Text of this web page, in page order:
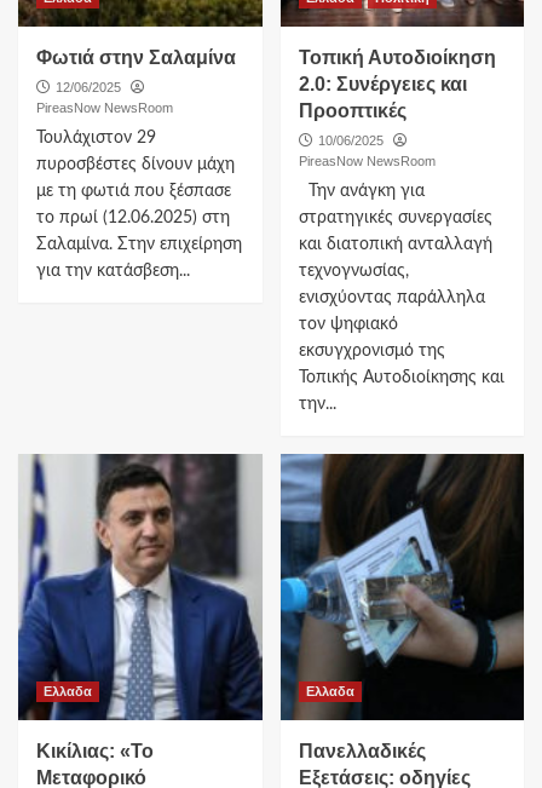
Φωτιά στην Σαλαμίνα
12/06/2025
PireasNow NewsRoom
Τουλάχιστον 29
πυροσβέστες δίνουν μάχη
με τη φωτιά που ξέσπασε
το πρωί (12.06.2025) στη
Σαλαμίνα. Στην επιχείρηση
για την κατάσβεση...
Τοπική Αυτοδιοίκηση
2.0: Συνέργειες και
Πρoοπτικές
10/06/2025
PireasNow NewsRoom
Την ανάγκη για
στρατηγικές συνεργασίες
και διατοπική ανταλλαγή
τεχνογνωσίας,
ενισχύοντας παράλληλα
τον ψηφιακό
εκσυγχρονισμό της
Τοπικής Αυτοδιοίκησης και
την...
Ελλαδα
Κικίλιας: «Το
Μεταφορικό
Ελλαδα
Πανελλαδικές
Εξετάσεις: οδηγίες